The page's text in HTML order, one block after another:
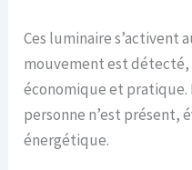
Ces luminaire s’activent
mouvement est détecté,
économique et pratique.
personne n’est présent,
énergétique.